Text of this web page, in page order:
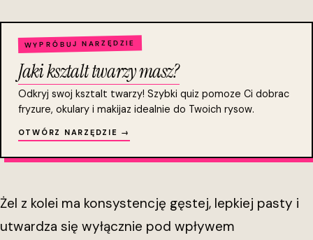
WYPRÓBUJ NARZĘDZIE
Jaki ksztalt twarzy masz?
Odkryj swoj ksztalt twarzy! Szybki quiz pomoze Ci dobrac
fryzure, okulary i makijaz idealnie do Twoich rysow.
OTWÓRZ NARZĘDZIE →
Żel z kolei ma konsystencję gęstej, lepkiej pasty i
utwardza się wyłącznie pod wpływem